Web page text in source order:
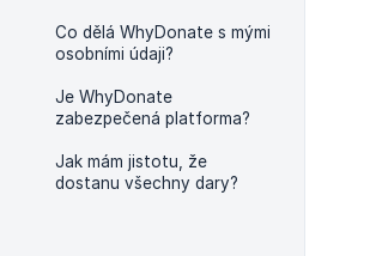
Co dělá WhyDonate s mými
osobními údaji?
Je WhyDonate
zabezpečená platforma?
Jak mám jistotu, že
dostanu všechny dary?